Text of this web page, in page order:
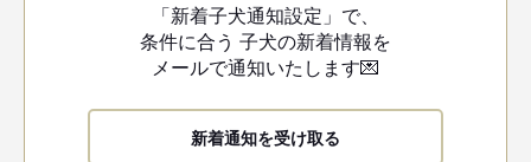
「新着子犬通知設定」で、
条件に合う 子犬の新着情報を
メールで通知いたします💌
新着通知を受け取る